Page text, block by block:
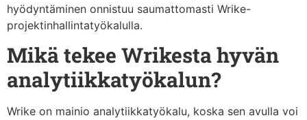
hyödyntäminen onnistuu saumattomasti Wrike-
projektinhallintatyökalulla.
Mikä tekee Wrikesta hyvän
analytiikkatyökalun?
Wrike on mainio analytiikkatyökalu, koska sen avulla voi